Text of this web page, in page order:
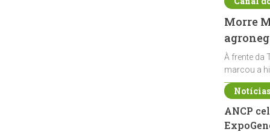
Morre
À frente da
marcou a
ANCP